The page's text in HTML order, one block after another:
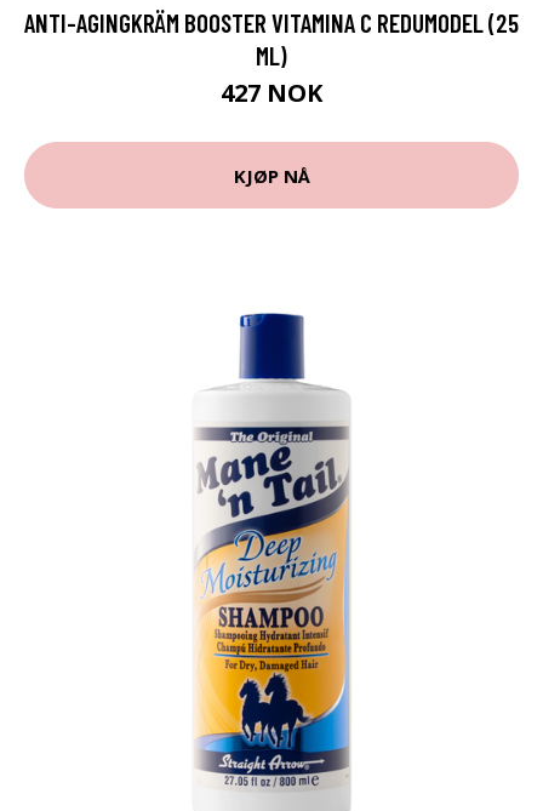
ANTI-AGINGKRÄM BOOSTER VITAMINA C REDUMODEL (25
ML)
427 NOK
KJØP NÅ